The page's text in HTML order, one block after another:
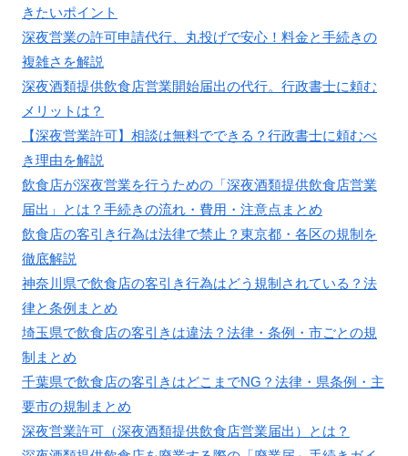
きたいポイント
深夜営業の許可申請代行、丸投げで安心！料金と手続きの
複雑さを解説
深夜酒類提供飲食店営業開始届出の代行。行政書士に頼む
メリットは？
【深夜営業許可】相談は無料でできる？行政書士に頼むべ
き理由を解説
飲食店が深夜営業を行うための「深夜酒類提供飲食店営業
届出」とは？手続きの流れ・費用・注意点まとめ
飲食店の客引き行為は法律で禁止？東京都・各区の規制を
徹底解説
神奈川県で飲食店の客引き行為はどう規制されている？法
律と条例まとめ
埼玉県で飲食店の客引きは違法？法律・条例・市ごとの規
制まとめ
千葉県で飲食店の客引きはどこまでNG？法律・県条例・主
要市の規制まとめ
深夜営業許可（深夜酒類提供飲食店営業届出）とは？